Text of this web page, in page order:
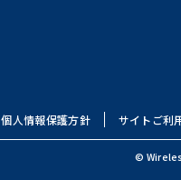
個人情報保護方針 サイトご利
©